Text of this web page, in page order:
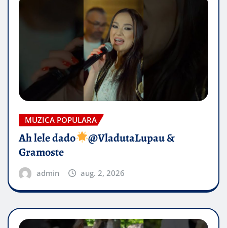
MUZICA POPULARA
Ah lele dado​
@VladutaLupau &
Gramoste
admin aug. 2, 2026